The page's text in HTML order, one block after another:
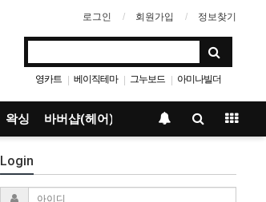
로그인 회원가입 정보찾기
영카트 | 베이직테마 | 그누보드 | 아미나빌더
왁싱 바버샵(헤어)
Login